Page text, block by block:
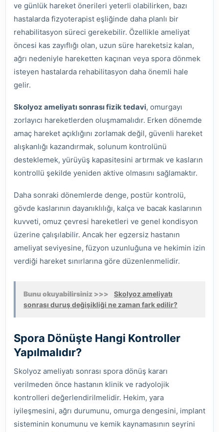
ve günlük hareket önerileri yeterli olabilirken, bazı
hastalarda fizyoterapist eşliğinde daha planlı bir
rehabilitasyon süreci gerekebilir. Özellikle ameliyat
öncesi kas zayıflığı olan, uzun süre hareketsiz kalan,
ağrı nedeniyle hareketten kaçınan veya spora dönmek
isteyen hastalarda rehabilitasyon daha önemli hale
gelir.
Skolyoz ameliyatı sonrası fizik tedavi, omurgayı
zorlayıcı hareketlerden oluşmamalıdır. Erken dönemde
amaç hareket açıklığını zorlamak değil, güvenli hareket
alışkanlığı kazandırmak, solunum kontrolünü
desteklemek, yürüyüş kapasitesini artırmak ve kasların
kontrollü şekilde yeniden aktive olmasını sağlamaktır.
Daha sonraki dönemlerde denge, postür kontrolü,
gövde kaslarının dayanıklılığı, kalça ve bacak kaslarının
kuvveti, omuz çevresi hareketleri ve genel kondisyon
üzerine çalışılabilir. Ancak her egzersiz hastanın
ameliyat seviyesine, füzyon uzunluğuna ve hekimin izin
verdiği hareket sınırlarına göre düzenlenmelidir.
Bunu okuyabilirsiniz >>>
Skolyoz ameliyatı
sonrası duruş değişikliği ne zaman fark edilir?
Spora Dönüşte Hangi Kontroller
Yapılmalıdır?
Skolyoz ameliyatı sonrası spora dönüş kararı
verilmeden önce hastanın klinik ve radyolojik
kontrolleri değerlendirilmelidir. Hekim, yara
iyileşmesini, ağrı durumunu, omurga dengesini, implant
sisteminin konumunu ve kemik kaynamasının seyrini